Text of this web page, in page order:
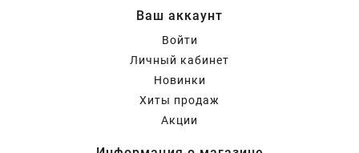
Ваш аккаунт
Войти
Личный кабинет
Новинки
Хиты продаж
Акции